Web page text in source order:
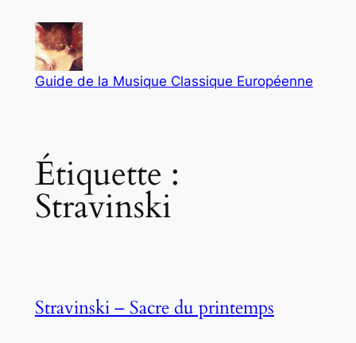
contenu
Guide de la Musique Classique Européenne
Étiquette :
Stravinski
Stravinski – Sacre du printemps